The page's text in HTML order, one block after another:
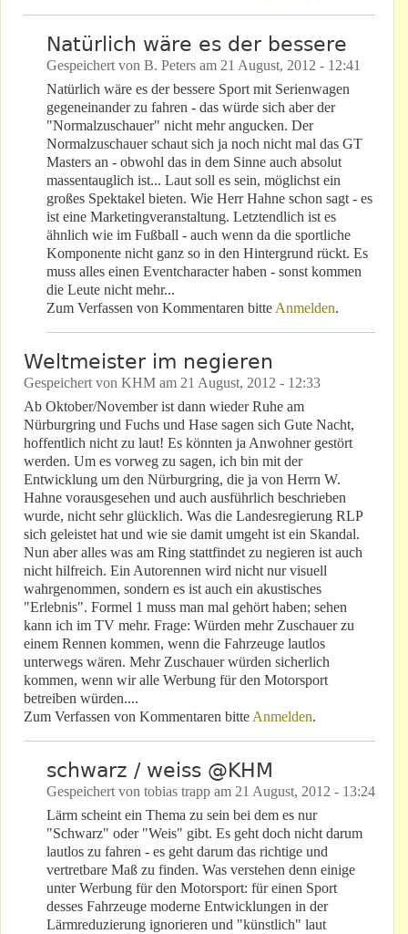
Natürlich wäre es der bessere
Gespeichert von B. Peters am 21 August, 2012 - 12:41
Natürlich wäre es der bessere Sport mit Serienwagen
gegeneinander zu fahren - das würde sich aber der
"Normalzuschauer" nicht mehr angucken. Der
Normalzuschauer schaut sich ja noch nicht mal das GT
Masters an - obwohl das in dem Sinne auch absolut
massentauglich ist... Laut soll es sein, möglichst ein
großes Spektakel bieten. Wie Herr Hahne schon sagt - es
ist eine Marketingveranstaltung. Letztendlich ist es
ähnlich wie im Fußball - auch wenn da die sportliche
Komponente nicht ganz so in den Hintergrund rückt. Es
muss alles einen Eventcharacter haben - sonst kommen
die Leute nicht mehr...
Zum Verfassen von Kommentaren bitte Anmelden.
Weltmeister im negieren
Gespeichert von KHM am 21 August, 2012 - 12:33
Ab Oktober/November ist dann wieder Ruhe am
Nürburgring und Fuchs und Hase sagen sich Gute Nacht,
hoffentlich nicht zu laut! Es könnten ja Anwohner gestört
werden. Um es vorweg zu sagen, ich bin mit der
Entwicklung um den Nürburgring, die ja von Herrn W.
Hahne vorausgesehen und auch ausführlich beschrieben
wurde, nicht sehr glücklich. Was die Landesregierung RLP
sich geleistet hat und wie sie damit umgeht ist ein Skandal.
Nun aber alles was am Ring stattfindet zu negieren ist auch
nicht hilfreich. Ein Autorennen wird nicht nur visuell
wahrgenommen, sondern es ist auch ein akustisches
"Erlebnis". Formel 1 muss man mal gehört haben; sehen
kann ich im TV mehr. Frage: Würden mehr Zuschauer zu
einem Rennen kommen, wenn die Fahrzeuge lautlos
unterwegs wären. Mehr Zuschauer würden sicherlich
kommen, wenn wir alle Werbung für den Motorsport
betreiben würden....
Zum Verfassen von Kommentaren bitte Anmelden.
schwarz / weiss @KHM
Gespeichert von tobias trapp am 21 August, 2012 - 13:24
Lärm scheint ein Thema zu sein bei dem es nur
"Schwarz" oder "Weis" gibt. Es geht doch nicht darum
lautlos zu fahren - es geht darum das richtige und
vertretbare Maß zu finden. Was verstehen denn einige
unter Werbung für den Motorsport: für einen Sport
desses Fahrzeuge moderne Entwicklungen in der
Lärmreduzierung ignorieren und "künstlich" laut